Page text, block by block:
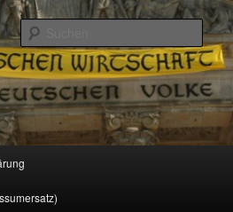
Gesellschaft